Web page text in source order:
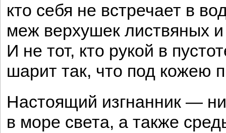
кто себя не встречает в
меж верхушек листвяных
И не тот, кто рукой в
шарит так, что под кожею
Настоящий изгнанник —
в море света, а также